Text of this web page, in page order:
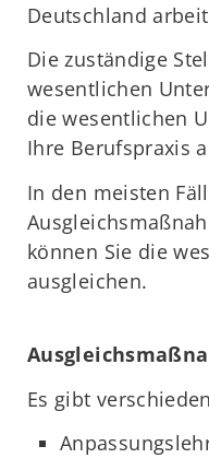
Deutschland
Die zuständige
wesentlichen
die wesentlichen
Ihre Berufspraxis
In den meisten
können Sie die
ausgleichen.
Es gibt